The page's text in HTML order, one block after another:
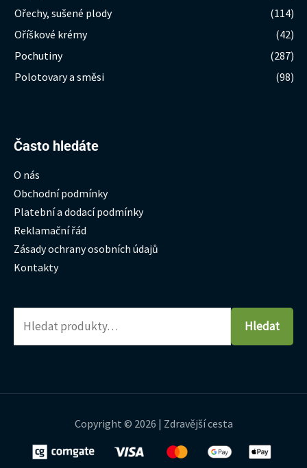
Ořechy, sušené plody
(114)
Oříškové krémy
(42)
Pochutiny
(287)
Polotovary a směsi
(98)
Často hledáte
O nás
Obchodní podmínky
Platební a dodací podmínky
Reklamační řád
Zásady ochrany osobních údajů
Kontakty
Hledat:
Hledat
Copyright © 2026 | Zdravější cesta